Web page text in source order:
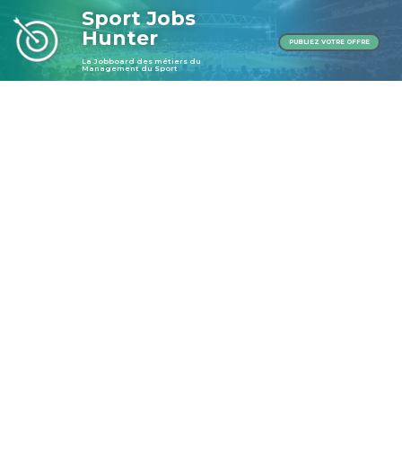
Sport Jobs
Hunter
La Jobboard des métiers du
Management du Sport
PUBLIEZ VOTRE OFFRE